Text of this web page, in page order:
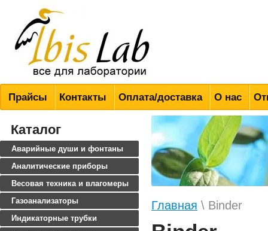
Всё для лабораторий
Прайсы Контакты Оплата/доставка О нас
Главная \ Binder
Каталог
Аварийные души и фонтаны
Аналитические приборы
Весовая техника и влагомеры
Газоанализаторы
Индикаторные трубки